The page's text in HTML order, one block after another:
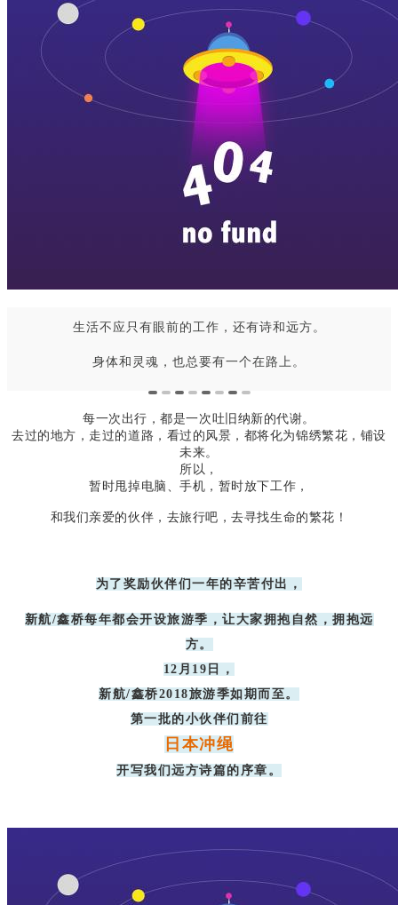
生活不应只有眼前的工作，还有诗和远方。
身体和灵魂，也总要有一个在路上。
每一次出行，都是一次吐旧纳新的代谢。
去过的地方，走过的道路，看过的风景，都将化为锦绣繁花，铺设
未来。
所以，
暂时甩掉电脑、手机，暂时放下工作，
和我们亲爱的伙伴，去旅行吧，去寻找生命的繁花！
为了奖励伙伴们一年的辛苦付出，
新航/鑫桥每年都会开设旅游季，让大家拥抱自然，拥抱远
方。
12月19日，
新航/鑫桥2018旅游季如期而至。
第一批的小伙伴们前往
日本冲绳
开写我们远方诗篇的序章。